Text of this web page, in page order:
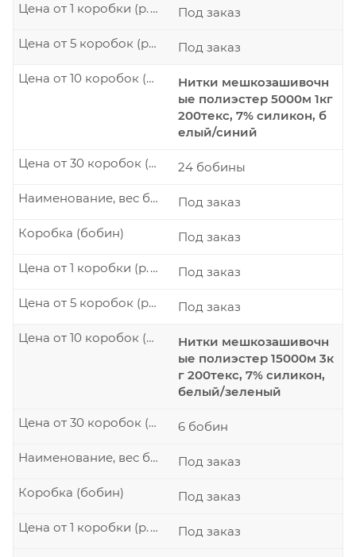
Под заказ
Цена от 1 коробки (р./шт.)
Под заказ
Цена от 5 коробок (р./шт.)
Нитки мешкозашивочн
ые полиэстер 5000м 1кг
200текс, 7% силикон, б
елый/синий
Цена от 10 коробок (р./шт.)
24 бобины
Цена от 30 коробок (р./шт.)
Под заказ
Наименование, вес бобины
Под заказ
Коробка (бобин)
Под заказ
Цена от 1 коробки (р./шт.)
Под заказ
Цена от 5 коробок (р./шт.)
Нитки мешкозашивочн
ые полиэстер 15000м 3к
г 200текс, 7% силикон,
белый/зеленый
Цена от 10 коробок (р./шт.)
6 бобин
Цена от 30 коробок (р./шт.)
Под заказ
Наименование, вес бобины
Под заказ
Коробка (бобин)
Под заказ
Цена от 1 коробки (р./шт.)